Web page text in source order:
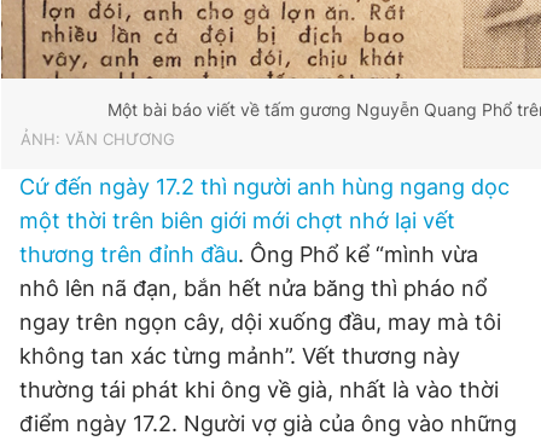
Một bài báo viết về tấm gương Nguyễn Quang Phổ
ẢNH: VĂN CHƯƠNG
Cứ đến ngày 17.2 thì người anh hùng ngang dọc
một thời trên biên giới mới chợt nhớ lại vết
thương trên đỉnh đầu. Ông Phổ kể “mình vừa
nhô lên nã đạn, bắn hết nửa băng thì pháo nổ
ngay trên ngọn cây, dội xuống đầu, may mà tôi
không tan xác từng mảnh”. Vết thương này
thường tái phát khi ông về già, nhất là vào thời
điểm ngày 17.2. Người vợ già của ông vào những